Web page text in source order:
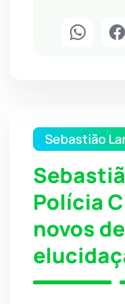
Sebastião
Polícia
novos